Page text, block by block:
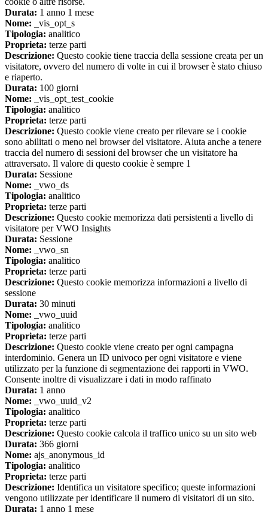
Durata: 1 anno 1 mese
Nome: _vis_opt_s
Tipologia: analitico
Proprieta: terze parti
Descrizione: Questo cookie tiene traccia della sessione creata per un
visitatore, ovvero del numero di volte in cui il browser è stato chiuso
e riaperto.
Durata: 100 giorni
Nome: _vis_opt_test_cookie
Tipologia: analitico
Proprieta: terze parti
Descrizione: Questo cookie viene creato per rilevare se i cookie
sono abilitati o meno nel browser del visitatore. Aiuta anche a tenere
traccia del numero di sessioni del browser che un visitatore ha
attraversato. Il valore di questo cookie è sempre 1
Durata: Sessione
Nome: _vwo_ds
Tipologia: analitico
Proprieta: terze parti
Descrizione: Questo cookie memorizza dati persistenti a livello di
visitatore per VWO Insights
Durata: Sessione
Nome: _vwo_sn
Tipologia: analitico
Proprieta: terze parti
Descrizione: Questo cookie memorizza informazioni a livello di
sessione
Durata: 30 minuti
Nome: _vwo_uuid
Tipologia: analitico
Proprieta: terze parti
Descrizione: Questo cookie viene creato per ogni campagna
interdominio. Genera un ID univoco per ogni visitatore e viene
utilizzato per la funzione di segmentazione dei rapporti in VWO.
Consente inoltre di visualizzare i dati in modo raffinato
Durata: 1 anno
Nome: _vwo_uuid_v2
Tipologia: analitico
Proprieta: terze parti
Descrizione: Questo cookie calcola il traffico unico su un sito web
Durata: 366 giorni
Nome: ajs_anonymous_id
Tipologia: analitico
Proprieta: terze parti
Descrizione: Identifica un visitatore specifico; queste informazioni
vengono utilizzate per identificare il numero di visitatori di un sito.
Durata: 1 anno 1 mese